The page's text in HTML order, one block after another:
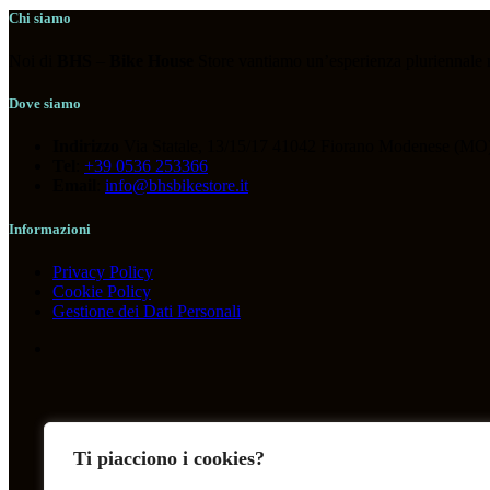
Ti piacciono i cookies?
COMPONENTI
Chi siamo
Dove siamo
+39 0536 253366
info@bhsbikestore.it
Informazioni
Privacy Policy
Cookie Policy
Gestione dei Dati Personali